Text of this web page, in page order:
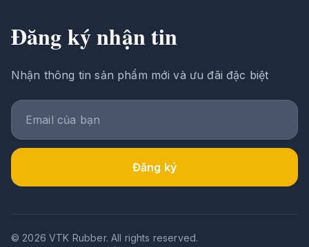
Đăng ký nhận tin
Nhận thông tin sản phẩm mới và ưu đãi đặc biệt
Đăng ký
© 2026 VTK Rubber. All rights reserved.